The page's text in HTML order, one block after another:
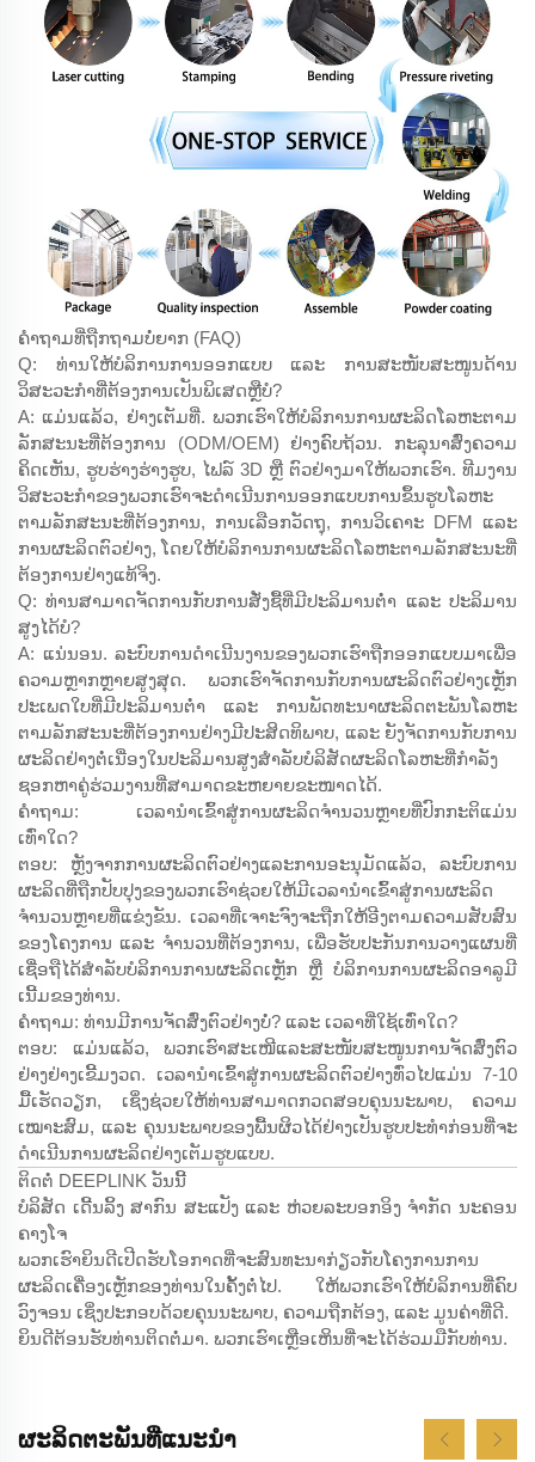
ຄຳຖາມທີ່ຖືກຖາມບໍ່ຍາກ (FAQ)
Q: ທ່ານໃຫ້ບໍລິການການອອກແບບ ແລະ ການສະໜັບສະໜູນດ້ານ
ວິສະວະກຳທີ່ຕ້ອງການເປັນພິເສດຫຼືບໍ?
A: ແມ່ນແລ້ວ, ຢ່າງເຕັມທີ່. ພວກເຮົາໃຫ້ບໍລິການການຜະລິດໂລຫະຕາມ
ລັກສະນະທີ່ຕ້ອງການ (ODM/OEM) ຢ່າງຄົບຖ້ວນ. ກະລຸນາສົ່ງຄວາມ
ຄິດເຫັນ, ຮູບຮ່າງຮ່າງຮູບ, ໄຟລ໌ 3D ຫຼື ຕົວຢ່າງມາໃຫ້ພວກເຮົາ. ທີມງານ
ວິສະວະກຳຂອງພວກເຮົາຈະດຳເນີນການອອກແບບການຂຶ້ນຮູບໂລຫະ
ຕາມລັກສະນະທີ່ຕ້ອງການ, ການເລືອກວັດຖຸ, ການວິເຄາະ DFM ແລະ
ການຜະລິດຕົວຢ່າງ, ໂດຍໃຫ້ບໍລິການການຜະລິດໂລຫະຕາມລັກສະນະທີ່
ຕ້ອງການຢ່າງແທ້ຈິງ.
Q: ທ່ານສາມາດຈັດການກັບການສັ່ງຊື້ທີ່ມີປະລິມານຕ່ຳ ແລະ ປະລິມານ
ສູງໄດ້ບໍ?
A: ແນ່ນອນ. ລະບົບການດຳເນີນງານຂອງພວກເຮົາຖືກອອກແບບມາເພື່ອ
ຄວາມຫຼາກຫຼາຍສູງສຸດ. ພວກເຮົາຈັດການກັບການຜະລິດຕົວຢ່າງເຫຼັກ
ປະເພດໃບທີ່ມີປະລິມານຕ່ຳ ແລະ ການພັດທະນາຜະລິດຕະພັນໂລຫະ
ຕາມລັກສະນະທີ່ຕ້ອງການຢ່າງມີປະສິດທິພາບ, ແລະ ຍັງຈັດການກັບການ
ຜະລິດຢ່າງຕໍ່ເນື່ອງໃນປະລິມານສູງສຳລັບບໍລິສັດຜະລິດໂລຫະທີ່ກຳລັງ
ຊອກຫາຄູ່ຮ່ວມງານທີ່ສາມາດຂະຫຍາຍຂະໜາດໄດ້.
ຄຳຖາມ: ເວລານຳເຂົ້າສູ່ການຜະລິດຈຳນວນຫຼາຍທີ່ປົກກະຕິແມ່ນ
ເທົ່າໃດ?
ຕອບ: ຫຼັງຈາກການຜະລິດຕົວຢ່າງແລະການອະນຸມັດແລ້ວ, ລະບົບການ
ຜະລິດທີ່ຖືກປັບປຸງຂອງພວກເຮົາຊ່ວຍໃຫ້ມີເວລານຳເຂົ້າສູ່ການຜະລິດ
ຈຳນວນຫຼາຍທີ່ແຂ່ງຂັນ. ເວລາທີ່ເຈາະຈົງຈະຖືກໃຫ້ອີງຕາມຄວາມສັບສົນ
ຂອງໂຄງການ ແລະ ຈຳນວນທີ່ຕ້ອງການ, ເພື່ອຮັບປະກັນການວາງແຜນທີ່
ເຊື່ອຖືໄດ້ສຳລັບບໍລິການການຜະລິດເຫຼັກ ຫຼື ບໍລິການການຜະລິດອາລູມີ
ເນີ້ມຂອງທ່ານ.
ຄຳຖາມ: ທ່ານມີການຈັດສົ່ງຕົວຢ່າງບໍ່? ແລະ ເວລາທີ່ໃຊ້ເທົ່າໃດ?
ຕອບ: ແມ່ນແລ້ວ, ພວກເຮົາສະເໜີແລະສະໜັບສະໜູນການຈັດສົ່ງຕົວ
ຢ່າງຢ່າງເຂີ້ມງວດ. ເວລານຳເຂົ້າສູ່ການຜະລິດຕົວຢ່າງທົ່ວໄປແມ່ນ 7-10
ມື້ເຮັດວຽກ, ເຊິ່ງຊ່ວຍໃຫ້ທ່ານສາມາດກວດສອບຄຸນນະພາບ, ຄວາມ
ເໝາະສົມ, ແລະ ຄຸນນະພາບຂອງພື້ນຜິວໄດ້ຢ່າງເປັນຮູບປະທຳກ່ອນທີ່ຈະ
ດຳເນີນການຜະລິດຢ່າງເຕັມຮູບແບບ.
ຕິດຕໍ່ DEEPLINK ວັນນີ້
ບໍລິສັດ ເດີ້ນລິ້ງ ສາກົນ ສະແປັງ ແລະ ຫ່ວຍລະບອກອິງ ຈຳກັດ ນະຄອນ
ຄາງໂຈ
ພວກເຮົາຍິນດີເປີດຮັບໂອກາດທີ່ຈະສົນທະນາກ່ຽວກັບໂຄງການການ
ຜະລິດເຄື່ອງເຫຼັກຂອງທ່ານໃນຄັ້ງຕໍ່ໄປ. ໃຫ້ພວກເຮົາໃຫ້ບໍລິການທີ່ຄົບ
ວົງຈອນ ເຊິ່ງປະກອບດ້ວຍຄຸນນະພາບ, ຄວາມຖືກຕ້ອງ, ແລະ ມູນຄ່າທີ່ດີ.
ຍິນດີຕ້ອນຮັບທ່ານຕິດຕໍ່ມາ. ພວກເຮົາເຫຼືອເຫິນທີ່ຈະໄດ້ຮ່ວມມືກັບທ່ານ.
ຜະລິດຕະພັນທີ່ແນະນຳ